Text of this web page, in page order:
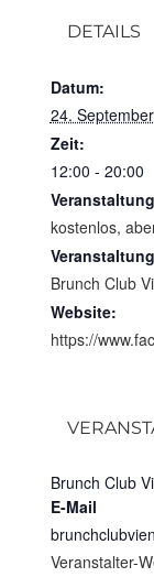
DETAILS
Datum:
24.
Zeit:
12:00 - 20:00
kostenlos,
Brunch Club
Website:
https://
Brunch Club
E-Mail
Veranstalter-